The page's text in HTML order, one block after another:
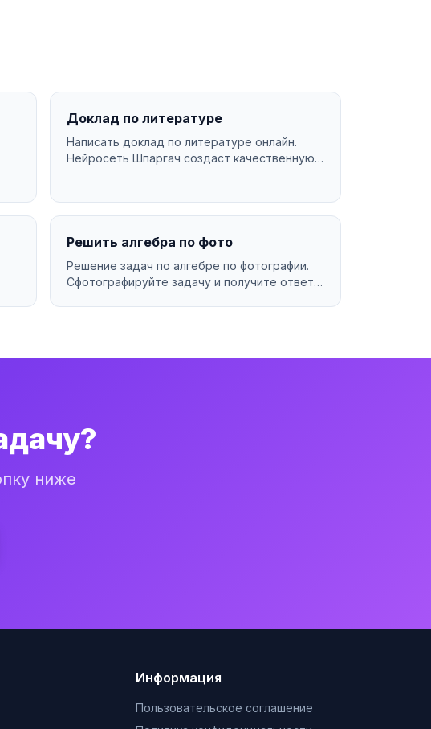
Доклад по литературе
Написать доклад по литературе онлайн.
Нейросеть Шпаргач создаст качественную
Решить алгебра по фото
Решение задач по алгебре по фотографии.
Сфотографируйте задачу и получите ответ
ниже
Информация
Пользовательское соглашение